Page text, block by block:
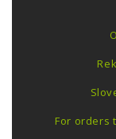
For orders